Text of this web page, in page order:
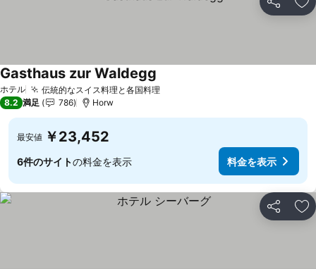
シェア お
ホテル 伝統的なスイス料理と各国料理料金を表示
Gasthaus zur Waldegg
8.2 満足 786 Horw
最安値 ￥23,452
6件のサイトの料金を表示 料金を表示
シェア お